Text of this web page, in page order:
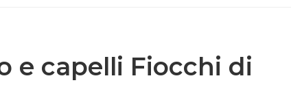
e capelli Fiocchi di